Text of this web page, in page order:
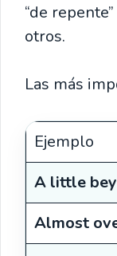
“de
otros.
Las más
Ejemplo
A little
Almost